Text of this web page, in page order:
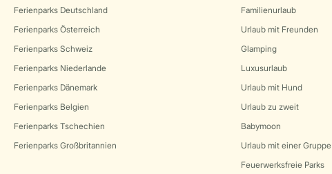
Ferienparks Deutschland
Ferienparks Österreich
Ferienparks Schweiz
Ferienparks Niederlande
Ferienparks Dänemark
Ferienparks Belgien
Ferienparks Tschechien
Ferienparks Großbritannien
Familienurlaub
Urlaub mit Freunden
Glamping
Luxusurlaub
Urlaub mit Hund
Urlaub zu zweit
Babymoon
Urlaub mit einer Gruppe
Feuerwerksfreie Parks